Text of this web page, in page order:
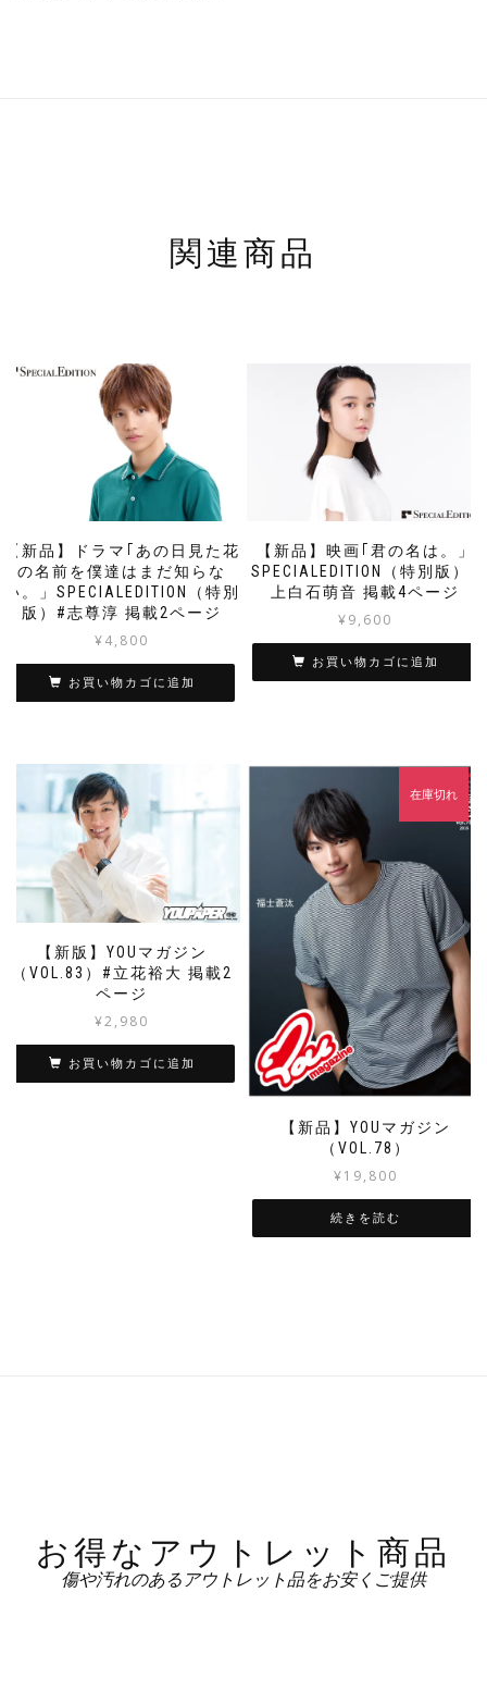
関連商品
【新品】ドラマ｢あの日見た花
の名前を僕達はまだ知らな
い。」SPECIALEDITION（特別
版）#志尊淳 掲載2ページ
¥4,800
お買い物カゴに追加
【新品】映画｢君の名は。」
SPECIALEDITION（特別版）#
上白石萌音 掲載4ページ
¥9,600
お買い物カゴに追加
【新版】YOUマガジン
（VOL.83）#立花裕大 掲載2
ページ
¥2,980
お買い物カゴに追加
【新品】YOUマガジン
（VOL.78）
¥19,800
在庫切れ
続きを読む
お得なアウトレット商品
傷や汚れのあるアウトレット品をお安くご提供